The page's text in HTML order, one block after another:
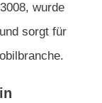
wurde
sorgt für